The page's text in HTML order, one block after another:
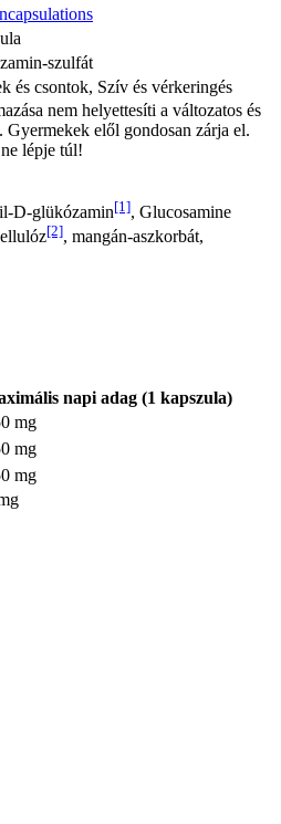
szulfát
és csontok, Szív és vérkeringés
nem helyettesíti a változatos és
elől gondosan zárja el.
lépje túl!
D-glükózamin[1], Glucosamine
[2], mangán-aszkorbát,
napi adag (1 kapszula)
mg
mg
mg